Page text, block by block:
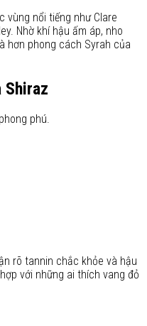
vùng nổi tiếng như Clare
Nhờ khí hậu ấm áp, nho
hơn phong cách Syrah của
Shiraz
phú.
rõ tannin chắc khỏe và hậu
với những ai thích vang đỏ